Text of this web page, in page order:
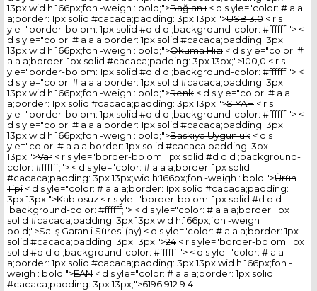
13px;wid h:166px;fon -weigh : bold;">Bağlan ı < d s yle="color: # a a
a;border: 1px solid #cacaca;padding: 3px 13px;">USB 3.0 < r s
yle="border-bo om: 1px solid #d d d ;background-color: #ffffff;"> <
d s yle="color: # a a a;border: 1px solid #cacaca;padding: 3px
13px;wid h:166px;fon -weigh : bold;">Okuma Hızı < d s yle="color: #
a a a;border: 1px solid #cacaca;padding: 3px 13px;">100,0 < r s
yle="border-bo om: 1px solid #d d d ;background-color: #ffffff;"> <
d s yle="color: # a a a;border: 1px solid #cacaca;padding: 3px
13px;wid h:166px;fon -weigh : bold;">Renk < d s yle="color: # a a
a;border: 1px solid #cacaca;padding: 3px 13px;">SIYAH < r s
yle="border-bo om: 1px solid #d d d ;background-color: #ffffff;"> <
d s yle="color: # a a a;border: 1px solid #cacaca;padding: 3px
13px;wid h:166px;fon -weigh : bold;">Baskıya Uygunluk < d s
yle="color: # a a a;border: 1px solid #cacaca;padding: 3px
13px;">Var < r s yle="border-bo om: 1px solid #d d d ;background-
color: #ffffff;"> < d s yle="color: # a a a;border: 1px solid
#cacaca;padding: 3px 13px;wid h:166px;fon -weigh : bold;">Ürün
Tipi < d s yle="color: # a a a;border: 1px solid #cacaca;padding:
3px 13px;">Kablosuz < r s yle="border-bo om: 1px solid #d d d
;background-color: #ffffff;"> < d s yle="color: # a a a;border: 1px
solid #cacaca;padding: 3px 13px;wid h:166px;fon -weigh :
bold;">Sa ış Garan i Süresi (ay) < d s yle="color: # a a a;border: 1px
solid #cacaca;padding: 3px 13px;">24 < r s yle="border-bo om: 1px
solid #d d d ;background-color: #ffffff;"> < d s yle="color: # a a
a;border: 1px solid #cacaca;padding: 3px 13px;wid h:166px;fon -
weigh : bold;">EAN < d s yle="color: # a a a;border: 1px solid
#cacaca;padding: 3px 13px;">6196 912 9 4